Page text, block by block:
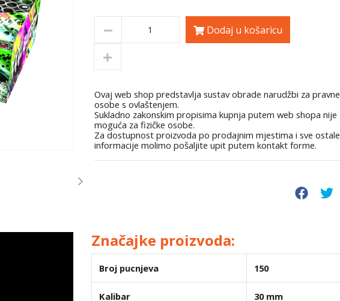
Next
Dodaj u košaricu
Ovaj web shop predstavlja sustav obrade narudžbi za pravne
osobe s ovlaštenjem.
Sukladno zakonskim propisima kupnja putem web shopa nije
moguća za fizičke osobe.
Za dostupnost proizvoda po prodajnim mjestima i sve ostale
informacije molimo pošaljite upit putem kontakt forme.
Značajke proizvoda:
Broj pucnjeva 150
Kalibar 30 mm